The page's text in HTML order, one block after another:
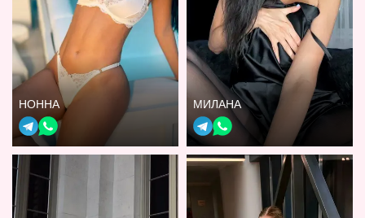
НОННА МИЛАНА